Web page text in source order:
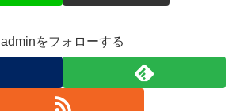
adminをフォローする